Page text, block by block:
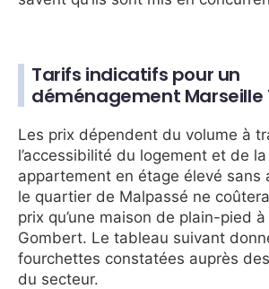
Tarifs indicatifs pour un
déménagement Marseille
Les prix dépendent du volume à
l’accessibilité du logement et de
appartement en étage élevé sans
le quartier de Malpassé ne
prix qu’une maison de plain-pied
Gombert. Le tableau suivant
fourchettes constatées auprès
du secteur.